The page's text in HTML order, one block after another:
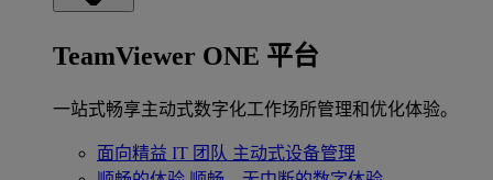
TeamViewer ONE 平台
一站式畅享主动式数字化工作场所管理和优化体验。
面向精益 IT 团队 主动式设备管理